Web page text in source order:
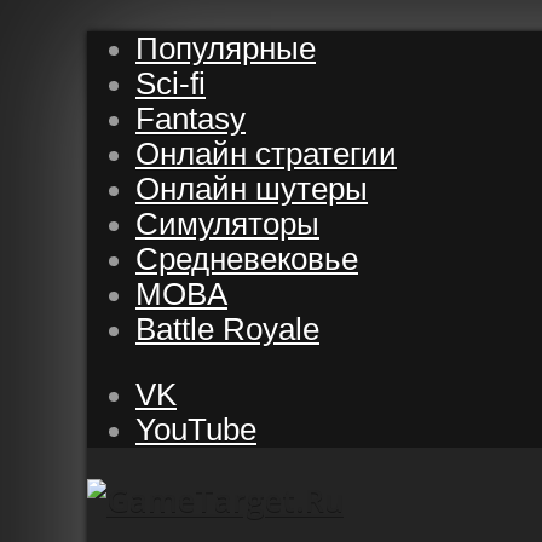
Популярные
Sci-fi
Fantasy
Онлайн стратегии
Онлайн шутеры
Симуляторы
Средневековье
MOBA
Battle Royale
VK
YouTube